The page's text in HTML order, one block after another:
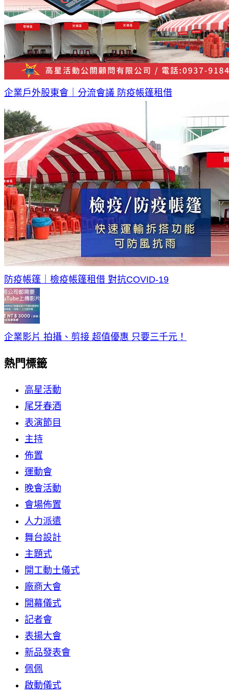
企業戶外股東會｜分流會議 防疫帳篷租借
防疫帳篷｜檢疫帳篷租借 對抗COVID-19
企業影片 拍攝、剪接 超值優惠 只要三千元！
熱門標籤
高星活動
尾牙春酒
表演節目
主持
佈置
運動會
晚會活動
會場佈置
人力派遣
舞台設計
主題式
開工動土儀式
廠商大會
開幕儀式
記者會
表揚大會
新品發表會
佩佩
啟動儀式